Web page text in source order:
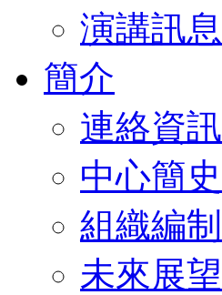
演講訊息
簡介
連絡資訊
中心簡史
組織編制
未來展望